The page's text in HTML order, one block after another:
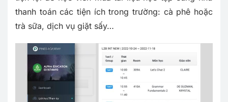
thanh toán các tiện ích trong trường: cà phê hoặc
trà sữa, dịch vụ giặt sấy…